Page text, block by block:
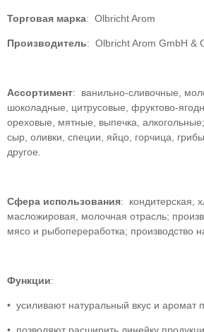
Торговая марка: Olbricht Arom
Производитель: Olbricht Arom GmbH &
Ассортимент: ванильно-сливочные,
шоколадные, цитрусовые, фруктово-
ореховые, мятные, выпечка,
сыр, оливки, специи, яйцо, горчица,
другое.
Сфера использования: кондитерская,
масложировая, молочная отрасль;
мясо и рыбопереработка; производство
Функции:
• усиливают натуральный вкус и аромат